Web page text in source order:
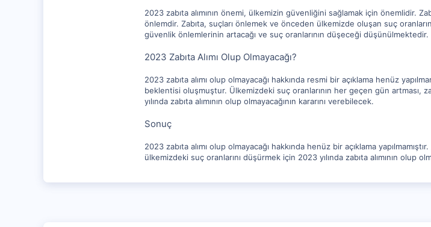
2023 zabıta alımının önemi, ülkemizin güvenliğini sağlamak için önemlidir.
önlemdir. Zabıta, suçları önlemek ve önceden ülkemizde oluşan suç
güvenlik önlemlerinin artacağı ve suç oranlarının düşeceği düşünülmektedir.
2023 Zabıta Alımı Olup Olmayacağı?
2023 zabıta alımı olup olmayacağı hakkında resmi bir açıklama henüz
beklentisi oluşmuştur. Ülkemizdeki suç oranlarının her geçen gün artması,
yılında zabıta alımının olup olmayacağının kararını verebilecek.
Sonuç
2023 zabıta alımı olup olmayacağı hakkında henüz bir açıklama
ülkemizdeki suç oranlarını düşürmek için 2023 yılında zabıta alımının olup